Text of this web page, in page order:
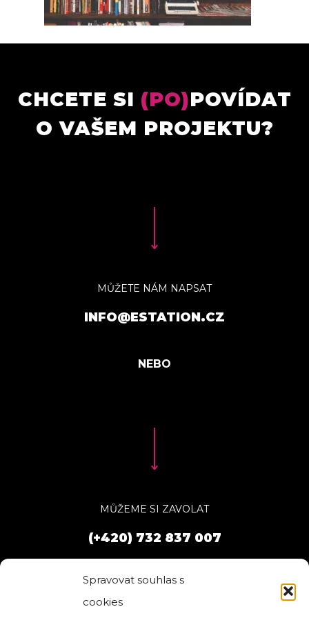
Spravovat souhlas s
cookies
CHCETE SI (PO)POVÍDAT
O VAŠEM PROJEKTU?
MŮŽETE NÁM NAPSAT
INFO@ESTATION.CZ
MŮŽEME SI ZAVOLAT
(+420) 732 837 007